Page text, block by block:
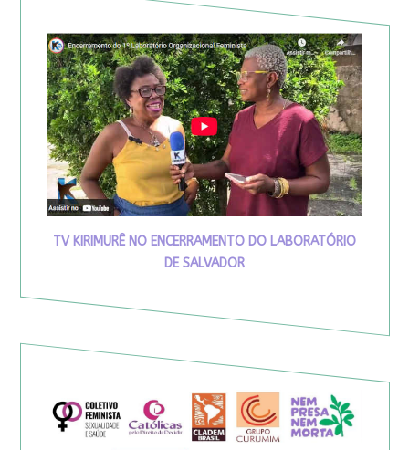
TV KIRIMURÊ NO ENCERRAMENTO DO LABORATÓRIO
DE SALVADOR